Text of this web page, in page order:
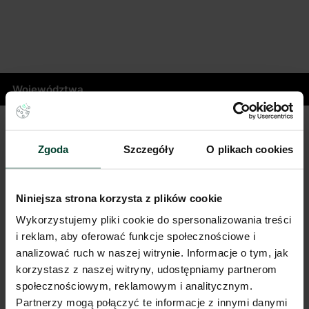
Zgoda Szczegóły O plikach cookies
Niniejsza strona korzysta z plików cookie
Wykorzystujemy pliki cookie do spersonalizowania treści
i reklam, aby oferować funkcje społecznościowe i
analizować ruch w naszej witrynie. Informacje o tym, jak
korzystasz z naszej witryny, udostępniamy partnerom
społecznościowym, reklamowym i analitycznym.
Partnerzy mogą połączyć te informacje z innymi danymi
Województwa
Masz pytania dotyczące oferty?
Opowiedz nam o swoich potrzebach, a my pomożemy Ci
Napisz do nas!
Dlaczego warto skorzystać z pomocy doradców?
Płynny proces i oszczędność czasu– dedykowany opiekun
skoordynuje cały proces od analizy potrzeb po
przeprowadzkę.
Negocjacje z zyskiem – dzięki znajomości rynku i analizie
ryzyka uzyskujemy dla Ciebie najkorzystniejsze warunki i